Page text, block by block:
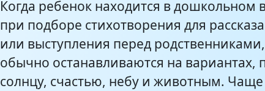
Когда ребенок находится в дошкольном
при подборе стихотворения для
или выступления перед
обычно останавливаются на вариантах,
солнцу, счастью, небу и животным. Чаще